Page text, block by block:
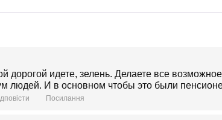
дорогой идете, зелень. Делаете все
людей. И в основном чтобы это были
Посилання